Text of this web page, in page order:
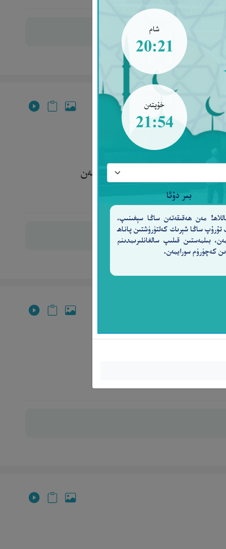
شام
20:21
خۇپتەن
21:54
بىر دۇئا
مەن ھەقىقەتەن ساڭا سېغىنىپ،
تۇرۇپ ساڭا شېرىك كەلتۈرۈشتىن پاناھ
بىلمەستىن قىلىپ سالغانلىرىمدىنم
كەچۈرۈم سورايمەن.
ئۇ (ئاللاھقا) تەۋبە بىلەن